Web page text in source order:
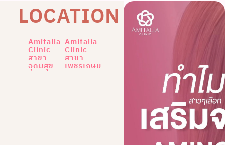
LOCATION
Amitalia
Clinic
สาขา
อุดมสุข
Amitalia
Clinic
สาขา
เพชรเกษม